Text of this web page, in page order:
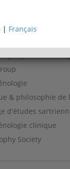
Library
& philosophie de
d'études
clinique
Society
| Français